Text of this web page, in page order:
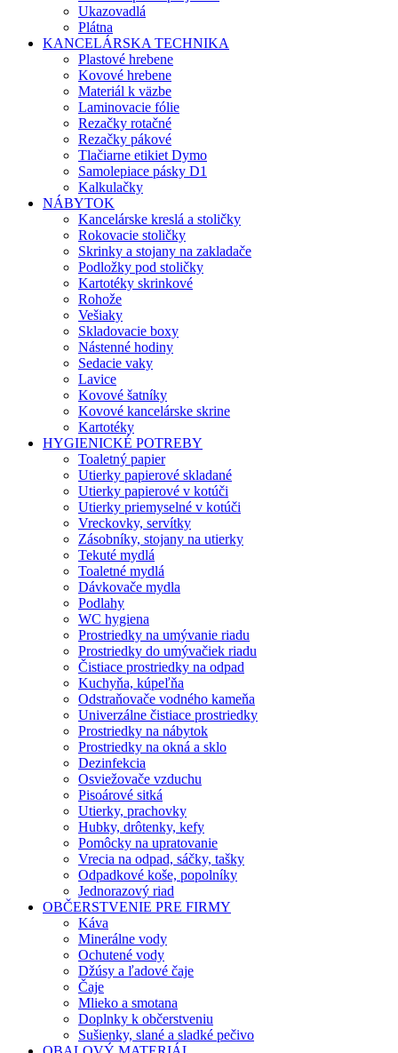
Ukazovadlá
Plátna
KANCELÁRSKA TECHNIKA
Plastové hrebene
Kovové hrebene
Materiál k väzbe
Laminovacie fólie
Rezačky rotačné
Rezačky pákové
Tlačiarne etikiet Dymo
Samolepiace pásky D1
Kalkulačky
NÁBYTOK
Kancelárske kreslá a stoličky
Rokovacie stoličky
Skrinky a stojany na zakladače
Podložky pod stoličky
Kartotéky skrinkové
Rohože
Vešiaky
Skladovacie boxy
Nástenné hodiny
Sedacie vaky
Lavice
Kovové šatníky
Kovové kancelárske skrine
Kartotéky
HYGIENICKÉ POTREBY
Toaletný papier
Utierky papierové skladané
Utierky papierové v kotúči
Utierky priemyselné v kotúči
Vreckovky, servítky
Zásobníky, stojany na utierky
Tekuté mydlá
Toaletné mydlá
Dávkovače mydla
Podlahy
WC hygiena
Prostriedky na umývanie riadu
Prostriedky do umývačiek riadu
Čistiace prostriedky na odpad
Kuchyňa, kúpeľňa
Odstraňovače vodného kameňa
Univerzálne čistiace prostriedky
Prostriedky na nábytok
Prostriedky na okná a sklo
Dezinfekcia
Osviežovače vzduchu
Pisoárové sitká
Utierky, prachovky
Hubky, drôtenky, kefy
Pomôcky na upratovanie
Vrecia na odpad, sáčky, tašky
Odpadkové koše, popolníky
Jednorazový riad
OBČERSTVENIE PRE FIRMY
Káva
Minerálne vody
Ochutené vody
Džúsy a ľadové čaje
Čaje
Mlieko a smotana
Doplnky k občerstveniu
Sušienky, slané a sladké pečivo